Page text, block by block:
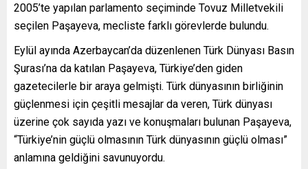
2005’te yapılan parlamento seçiminde Tovuz Milletvekili
seçilen Paşayeva, mecliste farklı görevlerde bulundu.
Eylül ayında Azerbaycan’da düzenlenen Türk Dünyası Basın
Şurası’na da katılan Paşayeva, Türkiye’den giden
gazetecilerle bir araya gelmişti. Türk dünyasının birliğinin
güçlenmesi için çeşitli mesajlar da veren, Türk dünyası
üzerine çok sayıda yazı ve konuşmaları bulunan Paşayeva,
“Türkiye’nin güçlü olmasının Türk dünyasının güçlü olması”
anlamına geldiğini savunuyordu.